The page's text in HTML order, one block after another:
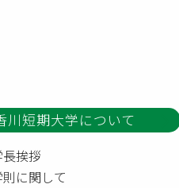
川短期大学について
挨拶
に関して